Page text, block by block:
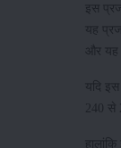
इस
यह
और यह
यदि
240 से